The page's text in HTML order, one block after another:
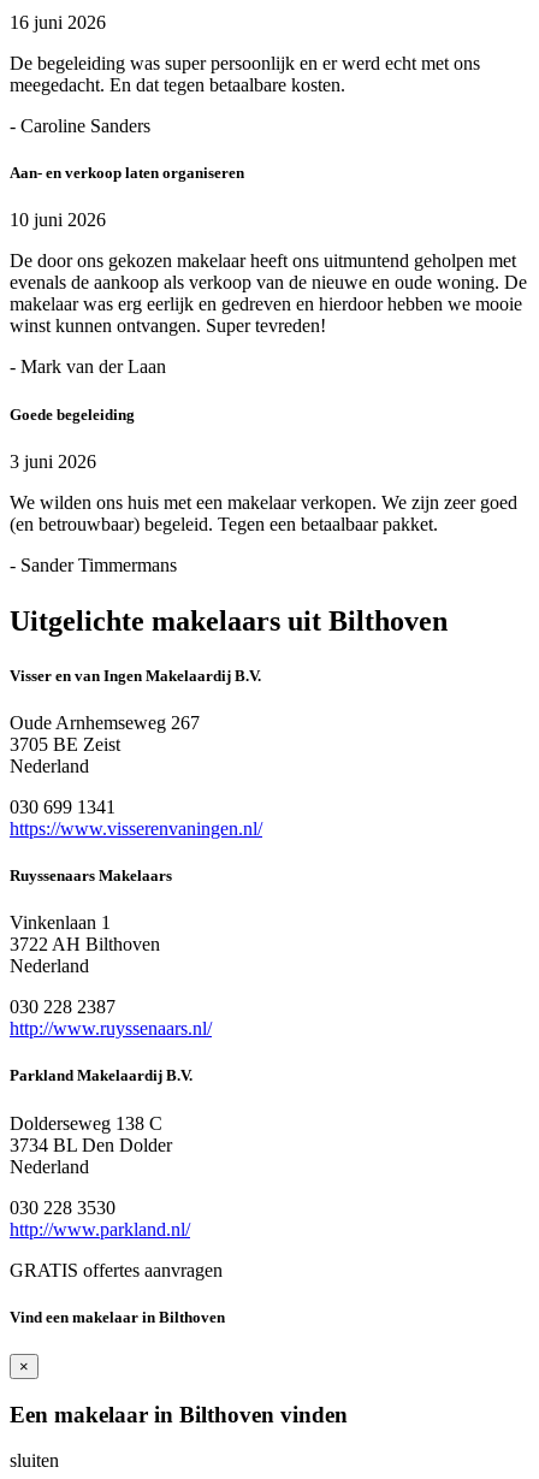
16 juni 2026
De begeleiding was super persoonlijk en er werd echt met ons
meegedacht. En dat tegen betaalbare kosten.
- Caroline Sanders
Aan- en verkoop laten organiseren
10 juni 2026
De door ons gekozen makelaar heeft ons uitmuntend geholpen met
evenals de aankoop als verkoop van de nieuwe en oude woning. De
makelaar was erg eerlijk en gedreven en hierdoor hebben we mooie
winst kunnen ontvangen. Super tevreden!
- Mark van der Laan
Goede begeleiding
3 juni 2026
We wilden ons huis met een makelaar verkopen. We zijn zeer goed
(en betrouwbaar) begeleid. Tegen een betaalbaar pakket.
- Sander Timmermans
Uitgelichte makelaars uit Bilthoven
Visser en van Ingen Makelaardij B.V.
Oude Arnhemseweg 267
3705 BE Zeist
Nederland
030 699 1341
https://www.visserenvaningen.nl/
Ruyssenaars Makelaars
Vinkenlaan 1
3722 AH Bilthoven
Nederland
030 228 2387
http://www.ruyssenaars.nl/
Parkland Makelaardij B.V.
Dolderseweg 138 C
3734 BL Den Dolder
Nederland
030 228 3530
http://www.parkland.nl/
GRATIS offertes aanvragen
Vind een makelaar in Bilthoven
×
Een makelaar in Bilthoven vinden
sluiten